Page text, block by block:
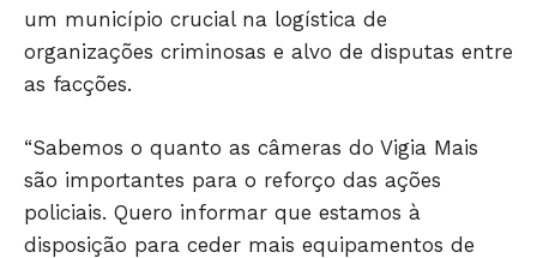
Só Notícias
um município crucial na logística de
organizações criminosas e alvo de disputas entre
as facções.
“Sabemos o quanto as câmeras do Vigia Mais
são importantes para o reforço das ações
policiais. Quero informar que estamos à
disposição para ceder mais equipamentos de